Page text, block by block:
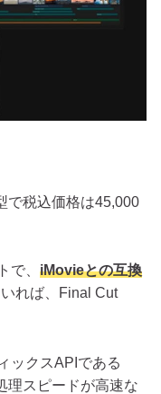
で税込価格は45,000
で、 iMovieとの互換
れば、Final Cut
ックスAPIである
理スピードが高速な